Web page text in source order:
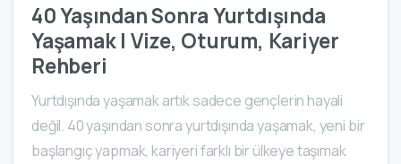
40 Yaşından Sonra Yurtdışında
Yaşamak | Vize, Oturum, Kariyer
Rehberi
Yurtdışında yaşamak artık sadece gençlerin hayali
değil. 40 yaşından sonra yurtdışında yaşamak, yeni bir
başlangıç yapmak, kariyeri farklı bir ülkeye taşımak